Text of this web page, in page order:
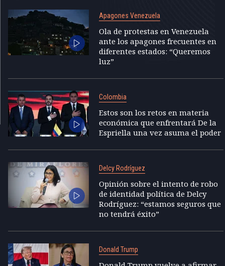
Apagones Venezuela
Ola de protestas en Venezuela
ante los apagones frecuentes en
diferentes estados: “Queremos
luz”
Colombia
Estos son los retos en materia
económica que enfrentará De la
Espriella una vez asuma el poder
Delcy Rodríguez
Opinión sobre el intento de robo
de identidad política de Delcy
Rodríguez: “estamos seguros que
no tendrá éxito”
Donald Trump